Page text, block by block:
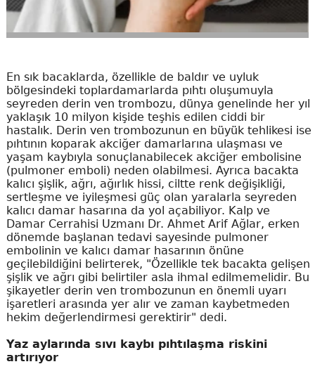
En sık bacaklarda, özellikle de baldır ve uyluk
bölgesindeki toplardamarlarda pıhtı oluşumuyla
seyreden derin ven trombozu, dünya genelinde her yıl
yaklaşık 10 milyon kişide teşhis edilen ciddi bir
hastalık. Derin ven trombozunun en büyük tehlikesi ise
pıhtının koparak akciğer damarlarına ulaşması ve
yaşam kaybıyla sonuçlanabilecek akciğer embolisine
(pulmoner emboli) neden olabilmesi. Ayrıca bacakta
kalıcı şişlik, ağrı, ağırlık hissi, ciltte renk değişikliği,
sertleşme ve iyileşmesi güç olan yaralarla seyreden
kalıcı damar hasarına da yol açabiliyor. Kalp ve
Damar Cerrahisi Uzmanı Dr. Ahmet Arif Ağlar, erken
dönemde başlanan tedavi sayesinde pulmoner
embolinin ve kalıcı damar hasarının önüne
geçilebildiğini belirterek, "Özellikle tek bacakta gelişen
şişlik ve ağrı gibi belirtiler asla ihmal edilmemelidir. Bu
şikayetler derin ven trombozunun en önemli uyarı
işaretleri arasında yer alır ve zaman kaybetmeden
hekim değerlendirmesi gerektirir" dedi.
Yaz aylarında sıvı kaybı pıhtılaşma riskini
artırıyor